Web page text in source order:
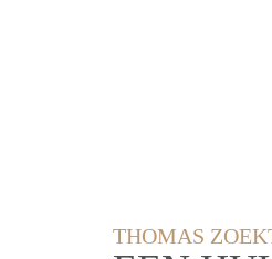
THOMAS